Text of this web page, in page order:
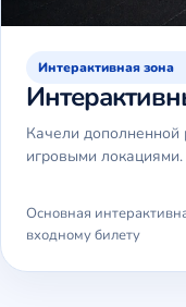
Интерактивная зона
Качели дополненной
игровыми локациями.
Основная
входному билету